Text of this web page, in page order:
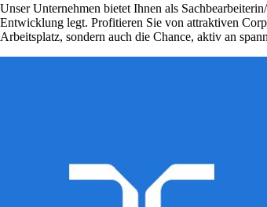
Unser Unternehmen bietet Ihnen als
Entwicklung legt. Profitieren Sie von attraktiven
Arbeitsplatz, sondern auch die Chance, aktiv an